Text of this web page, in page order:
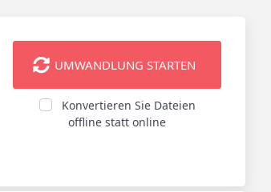
UMWANDLUNG STARTEN
Konvertieren Sie Dateien
offline statt online